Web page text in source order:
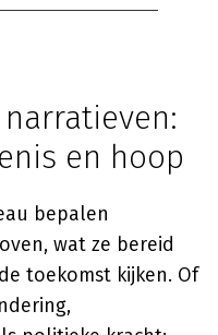
en hoop
bepalen
wat ze bereid
toekomst kijken. Of